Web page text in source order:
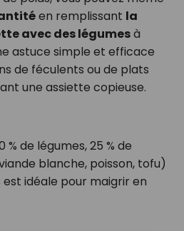
en remplissant la
avec des légumesà
astuce simple et efficace
de féculents ou de plats
une assiette copieuse.
de légumes, 25 % de
blanche, poisson, tofu)
idéale pour maigrir en